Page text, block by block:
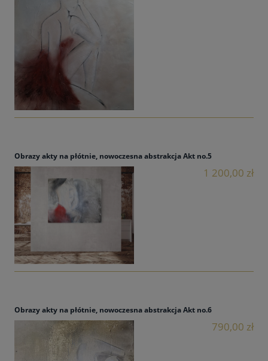
Obrazy akty na płótnie, nowoczesna abstrakcja Akt no.5
1 200,00 zł
Obrazy akty na płótnie, nowoczesna abstrakcja Akt no.6
790,00 zł